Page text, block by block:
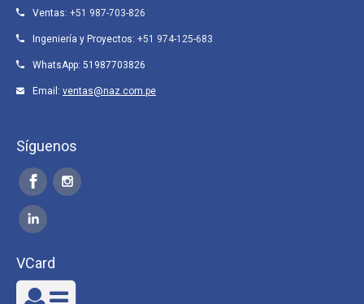
Ventas: +51 987-703-826
Ingeniería y Proyectos: +51 974-125-683
WhatsApp: 51987703826
Email: ventas@naz.com.pe
Síguenos
VCard